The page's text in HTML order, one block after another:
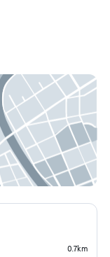
0.7km